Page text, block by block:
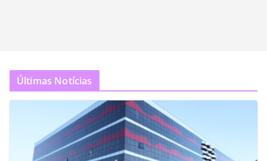
Últimas Notícias